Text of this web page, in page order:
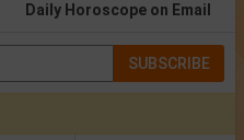
Daily Horoscope on Email
SUBSCRIBE